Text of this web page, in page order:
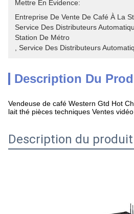
Mettre En Évidence:
Entreprise De Vente De Café À La
Service Des Distributeurs
Station De Métro
Service Des Distributeurs
Description Du
Vendeuse de café Western Gtd Hot
lait thé pièces techniques Ventes vidéo
Description du produit